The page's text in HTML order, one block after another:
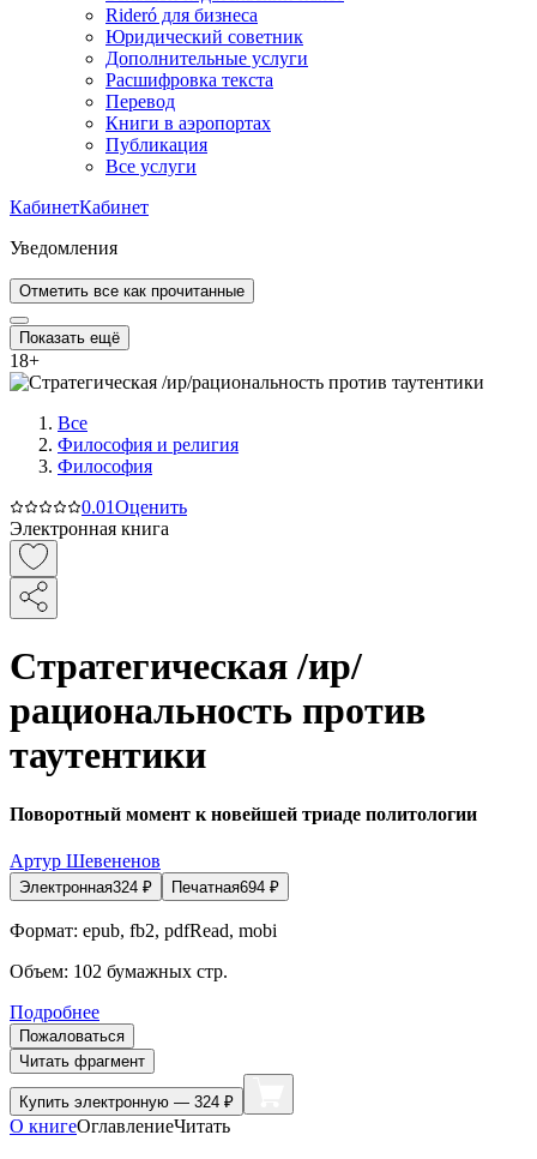
Rideró для бизнеса
Юридический советник
Дополнительные услуги
Расшифровка текста
Перевод
Книги в аэропортах
Публикация
Все услуги
КабинетКабинет
Уведомления
Отметить все как прочитанные
Показать ещё
18+
Все
Философия и религия
Философия
0.01Оценить
Электронная книга
Стратегическая /ир/
рациональность против
таутентики
Поворотный момент к новейшей триаде политологии
Артур Шевененов
Электронная324 ₽ Печатная694 ₽
Формат: epub, fb2, pdfRead, mobi
Объем: 102 бумажных стр.
Подробнее
Пожаловаться
Читать фрагмент
Купить электронную — 324 ₽
О книгеОглавлениеЧитать